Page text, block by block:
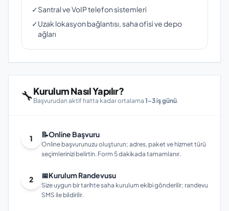
✓Santral ve VoIP telefon sistemleri
✓Uzak lokasyon bağlantısı, saha ofisi ve depo
ağları
🔧Kurulum Nasıl Yapılır?
Başvurudan aktif hatta kadar ortalama 1–3 iş günü.
1 📝Online Başvuru
Online başvurunuzu oluşturun; adres, paket ve hizmet türü
seçimlerinizi belirtin. Form 5 dakikada tamamlanır.
2 📅Kurulum Randevusu
Size uygun bir tarihte saha kurulum ekibi gönderilir; randevu
SMS ile bildirilir.